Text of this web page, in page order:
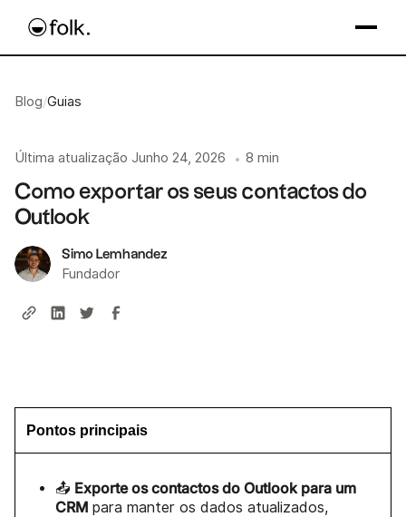
Blog/Guias
Última atualização Junho 24, 2026 • 8 min
Como exportar os seus contactos do
Outlook
Simo Lemhandez
Fundador
Pontos principais
📤 Exporte os contactos do Outlook para um
CRM para manter os dados atualizados,